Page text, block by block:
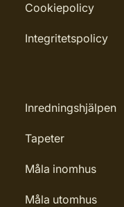
Cookiepolicy
Integritetspolicy
Inredningshjälpen
Tapeter
Måla inomhus
Måla utomhus